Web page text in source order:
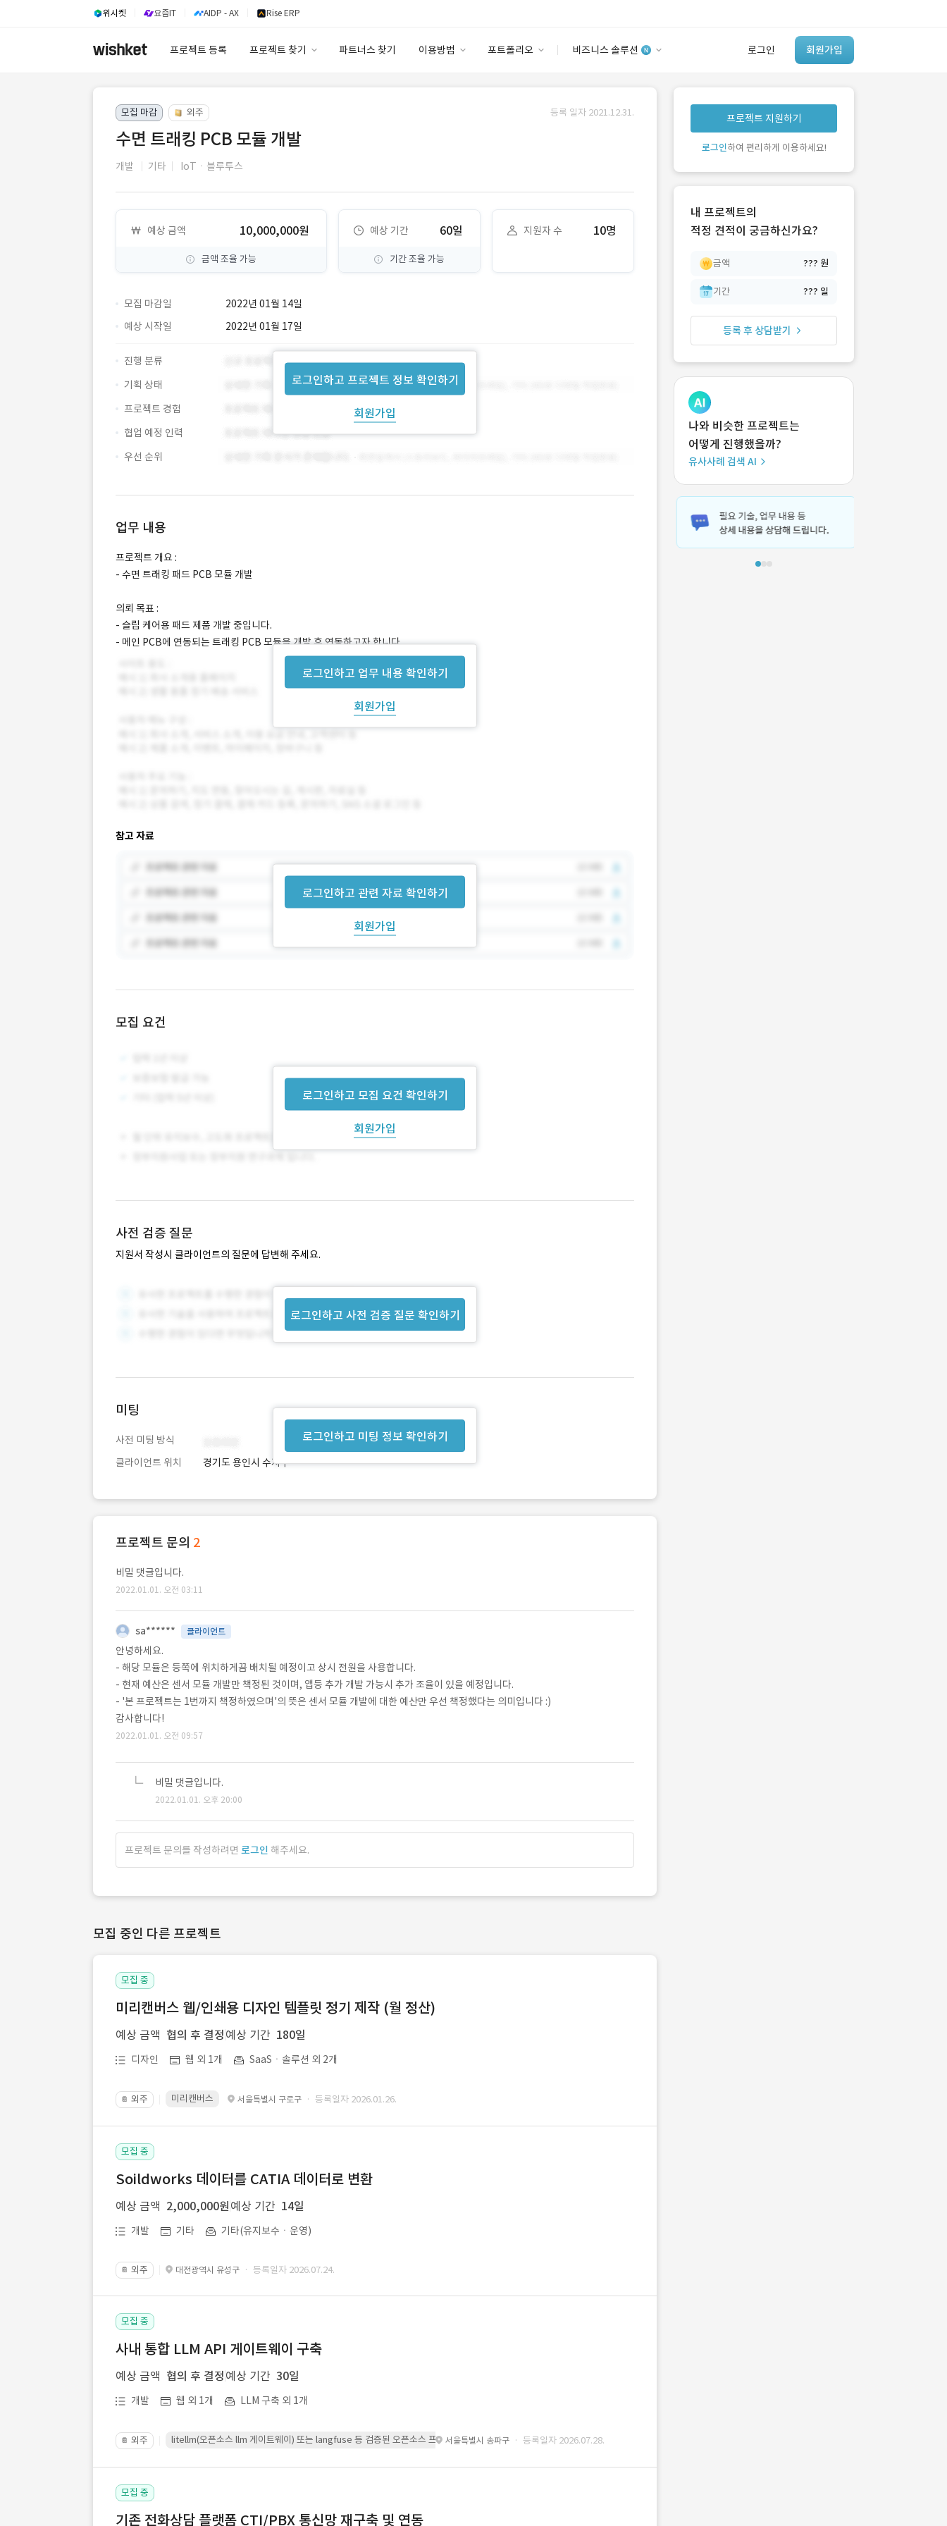
위시켓 요즘IT AIDP - AX Rise ERP
프로젝트 등록 프로젝트 찾기 파트너스 찾기 이용방법 포트폴리오 비즈니스 솔루션 로그인 회원가입
안심 코드 케어
유사사례 검색 AI
‘이런 거’ 만들어본
개발 회사 있어?
모집 마감 외주 등록 일자 2021.12.31.
수면 트래킹 PCB 모듈 개발
개발 기타 IoTㆍ블루투스
예상 금액 10,000,000원
금액 조율 가능
예상 기간 60일
기간 조율 가능
지원자 수 10명
모집 마감일 2022년 01월 14일
로그인하고 프로젝트 정보 확인하기
회원가입
예상 시작일 2022년 01월 17일
진행 분류
기획 상태
프로젝트 경험
협업 예정 인력
우선 순위
업무 내용
로그인하고 업무 내용 확인하기
회원가입
프로젝트 개요 :
- 수면 트래킹 패드 PCB 모듈 개발
의뢰 목표 :
- 슬립 케어용 패드 제품 개발 중입니다.
- 메인 PCB에 연동되는 트래킹 PCB 모듈을 개발 후 연동하고자 합니다.
참고 자료
로그인하고 관련 자료 확인하기
회원가입
모집 요건
로그인하고 모집 요건 확인하기
회원가입
사전 검증 질문
지원서 작성시 클라이언트의 질문에 답변해 주세요.
로그인하고 사전 검증 질문 확인하기
로그인하고 미팅 정보 확인하기
미팅
사전 미팅 방식
클라이언트 위치
경기도 용인시 수지구
프로젝트 문의 2
비밀 댓글입니다.
2022.01.01. 오전 03:11
sa****** 클라이언트
안녕하세요.
- 해당 모듈은 등쪽에 위치하게끔 배치될 예정이고 상시 전원을 사용합니다.
- 현재 예산은 센서 모듈 개발만 책정된 것이며, 앱등 추가 개발 가능시 추가 조율이 있을 예정입니다.
- '본 프로젝트는 1번까지 책정하였으며'의 뜻은 센서 모듈 개발에 대한 예산만 우선 책정했다는 의미입니다 :)
감사합니다!
2022.01.01. 오전 09:57
비밀 댓글입니다.
2022.01.01. 오후 20:00
프로젝트 문의를 작성하려면 로그인 해주세요.
모집 중인 다른 프로젝트
모집 중
미리캔버스 웹/인쇄용 디자인 템플릿 정기 제작 (월 정산)
예상 금액 협의 후 결정 예상 기간 180일
디자인 웹 외 1개 SaaSㆍ솔루션 외 2개
📔 외주 미리캔버스 서울특별시 구로구 · 등록일자 2026.01.26.
모집 중
Soildworks 데이터를 CATIA 데이터로 변환
예상 금액 2,000,000원 예상 기간 14일
개발 기타 기타(유지보수ㆍ운영)
📔 외주 대전광역시 유성구 · 등록일자 2026.07.24.
모집 중
사내 통합 LLM API 게이트웨이 구축
예상 금액 협의 후 결정 예상 기간 30일
개발 웹 외 1개 LLM 구축 외 1개
📔 외주 litellm(오픈소스 llm 게이트웨이) 또는 langfuse 등 검증된 오픈소스 프레임워크를 기반으로 시스템을 구축
서울특별시 송파구 · 등록일자 2026.07.28.
모집 중
기존 전화상담 플랫폼 CTI/PBX 통신망 재구축 및 연동
프로젝트 지원하기
로그인하여 편리하게 이용하세요!
내 프로젝트의
적정 견적이 궁금하신가요?
금액 ??? 원
기간 ??? 일
등록 후 상담받기
나와 비슷한 프로젝트는
어떻게 진행했을까?
유사사례 검색 AI